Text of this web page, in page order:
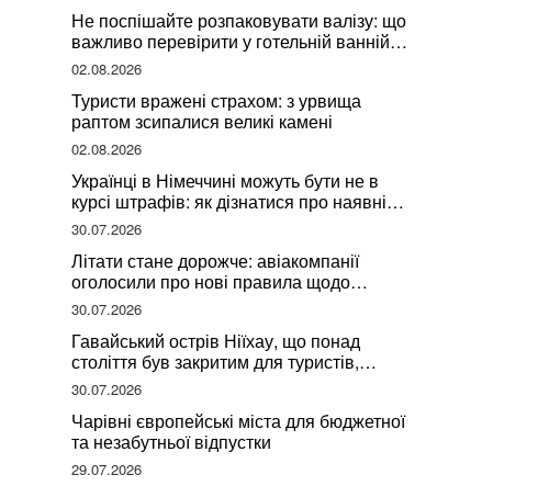
Не поспішайте розпаковувати валізу: що
важливо перевірити у готельній ванній
за словами досвідченої мандрівниці
02.08.2026
Туристи вражені страхом: з урвища
раптом зсипалися великі камені
02.08.2026
Українці в Німеччині можуть бути не в
курсі штрафів: як дізнатися про наявні
борги
30.07.2026
Літати стане дорожче: авіакомпанії
оголосили про нові правила щодо
вибору місць
30.07.2026
Гавайський острів Ніїхау, що понад
століття був закритим для туристів,
починає приймати перших відвідувачів
30.07.2026
Чарівні європейські міста для бюджетної
та незабутньої відпустки
29.07.2026